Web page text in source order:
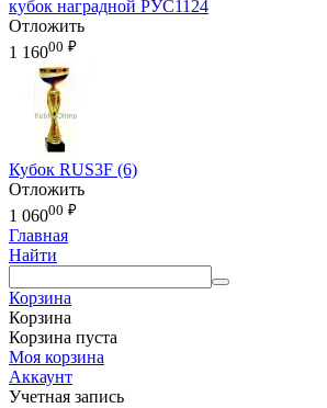
кубок наградной РУС1124
Отложить
1 16000 ₽
Кубок RUS3F (6)
Отложить
1 06000 ₽
Главная
Найти
Корзина
Корзина
Корзина пуста
Моя корзина
Аккаунт
Учетная запись